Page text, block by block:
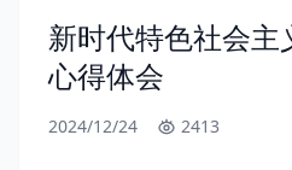
新时代特色社会主
心得体会
2024/12/24 2413